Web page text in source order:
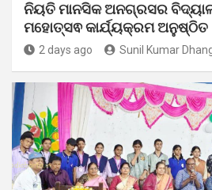
ନିୟତି ମାନସିକ ଅନଗ୍ରସର
ମହୋତ୍ସଵ କାର୍ଯ୍ୟକ୍ରମ ଅନୁଷ୍ଠିତ
2 days ago Sunil Kumar